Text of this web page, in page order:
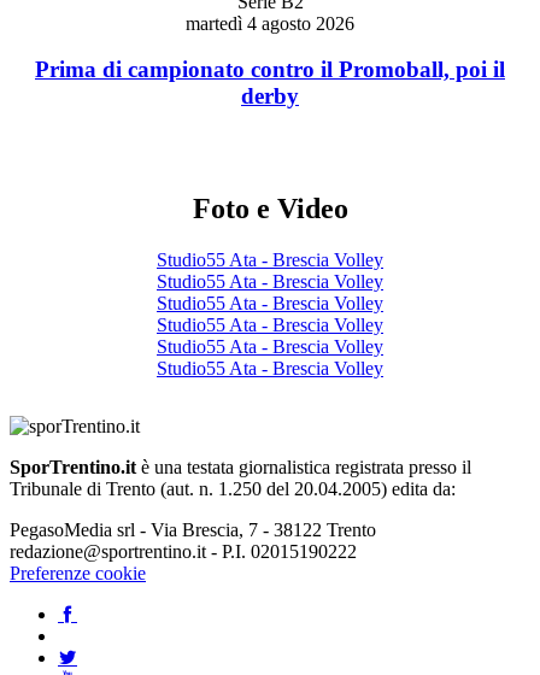
martedì 4 agosto 2026
Prima di campionato contro il Promoball, poi il
derby
Foto e Video
Studio55 Ata - Brescia Volley
Studio55 Ata - Brescia Volley
Studio55 Ata - Brescia Volley
Studio55 Ata - Brescia Volley
Studio55 Ata - Brescia Volley
Studio55 Ata - Brescia Volley
SporTrentino.it è una testata giornalistica registrata presso il
Tribunale di Trento (aut. n. 1.250 del 20.04.2005) edita da:
PegasoMedia srl - Via Brescia, 7 - 38122 Trento
redazione@sportrentino.it - P.I. 02015190222
Preferenze cookie